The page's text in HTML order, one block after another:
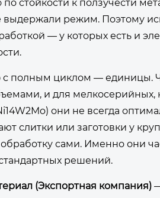
стойкости к ползучести
выдержали режим. Поэтому
— у которых есть и
с полным циклом — единицы.
и для мелкосерийных,
они не всегда
слитки или заготовки у
сами. Именно они
решений.
(Экспортная компания)